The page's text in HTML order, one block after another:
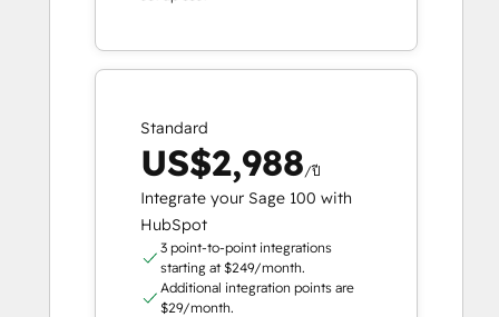
Standard
US$2,988/ปี
Integrate your Sage 100 with
HubSpot
3 point-to-point integrations
starting at $249/month.
Additional integration points are
$29/month.